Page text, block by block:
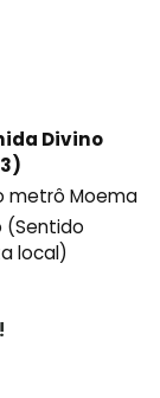
Divino
metrô Moema
(Sentido
local)